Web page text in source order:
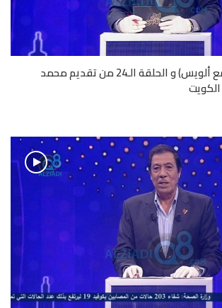
فيديو: برنامج (إربح مع ألويس) و الحلقة الـ24 من تقديم محمد